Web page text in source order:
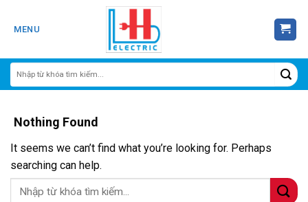
MENU
Nothing Found
It seems we can’t find what you’re looking for. Perhaps
searching can help.